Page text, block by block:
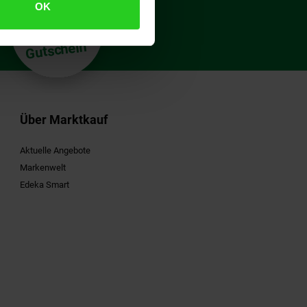
OK
15€
Gutschein
Über Marktkauf
Aktuelle Angebote
Markenwelt
Edeka Smart